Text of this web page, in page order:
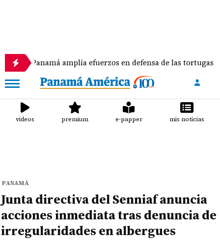
amplía efuerzos en defensa de las tortugas marinas
videos premium e-papper mis noticias
PANAMÁ
Junta directiva del Senniaf anuncia
acciones inmediata tras denuncia de
irregularidades en albergues